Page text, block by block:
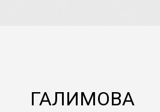
ГАЛИМОВА